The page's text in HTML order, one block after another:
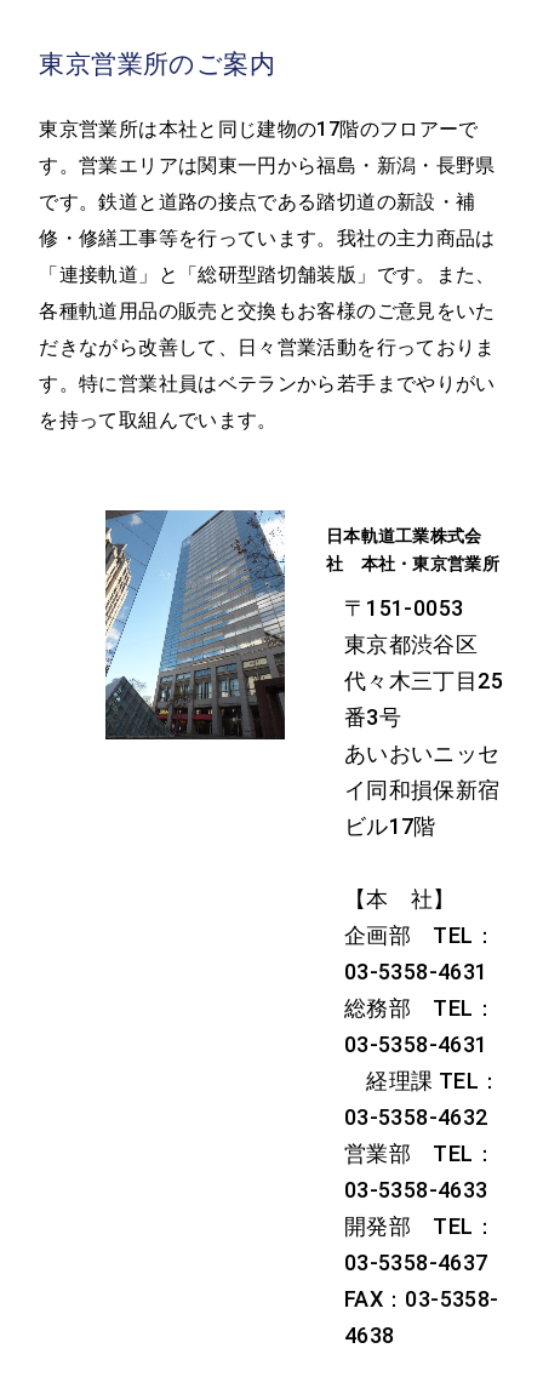
東京営業所のご案内
東京営業所は本社と同じ建物の17階のフロアーで
す。営業エリアは関東一円から福島・新潟・長野県
です。鉄道と道路の接点である踏切道の新設・補
修・修繕工事等を行っています。我社の主力商品は
「連接軌道」と「総研型踏切舗装版」です。また、
各種軌道用品の販売と交換もお客様のご意見をいた
だきながら改善して、日々営業活動を行っておりま
す。特に営業社員はベテランから若手までやりがい
を持って取組んでいます。
日本軌道工業株式会
社 本社・東京営業所
〒151-0053
東京都渋谷区
代々木三丁目25
番3号
あいおいニッセ
イ同和損保新宿
ビル17階
【本 社】
企画部 TEL：
03-5358-4631
総務部 TEL：
03-5358-4631
経理課 TEL：
03-5358-4632
営業部 TEL：
03-5358-4633
開発部 TEL：
03-5358-4637
FAX：03-5358-
4638